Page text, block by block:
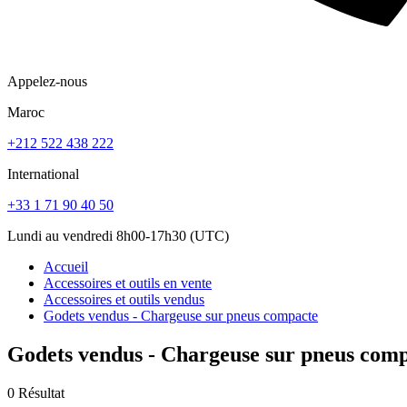
Appelez-nous
Maroc
+212 522 438 222
International
+33 1 71 90 40 50
Lundi au vendredi 8h00-17h30 (UTC)
Accueil
Accessoires et outils en vente
Accessoires et outils vendus
Godets vendus - Chargeuse sur pneus compacte
Godets vendus - Chargeuse sur pneus
0 Résultat